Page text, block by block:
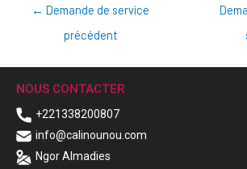
← Demande de service
précédent
NOUS CONTACTER
+221338200807
info@calinounou.com
Ngor Almadies